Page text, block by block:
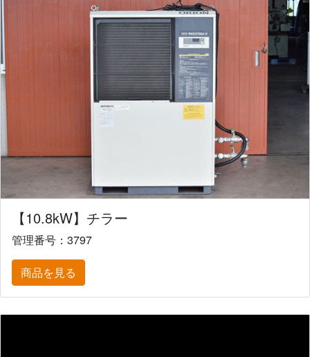
【10.8kW】チラー
管理番号：3797
商品を見る